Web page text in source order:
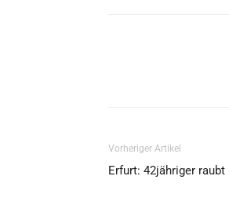
Vorheriger Artikel
Erfurt: 42jähriger raubt